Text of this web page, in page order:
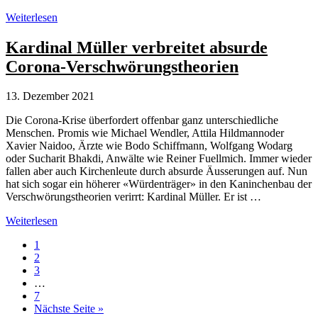
Ermittler
Kindesmissbrauch
auf
–
Verschwörungstheoretiker
Weiterlesen
Kardinal Müller verbreitet absurde
Corona-Verschwörungstheorien
13. Dezember 2021
Die Corona-Krise überfordert offenbar ganz unterschiedliche
Menschen. Promis wie Michael Wendler, Attila Hildmannoder
Xavier Naidoo, Ärzte wie Bodo Schiffmann, Wolfgang Wodarg
oder Sucharit Bhakdi, Anwälte wie Reiner Fuellmich. Immer wieder
fallen aber auch Kirchenleute durch absurde Äusserungen auf. Nun
hat sich sogar ein höherer «Würdenträger» in den Kaninchenbau der
Verschwörungstheorien verirrt: Kardinal Müller. Er ist …
Kardinal
verbreitet
absurde
Corona-
Verschwörungstheorien
Weiterlesen
Seite
1
Seite
2
Seite
3
Weggelassene
Zwischenseiten
…
Seite
7
Nächste Seite aufrufen
»